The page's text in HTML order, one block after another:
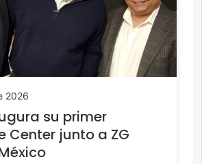
2026
su primer
Center junto a ZG